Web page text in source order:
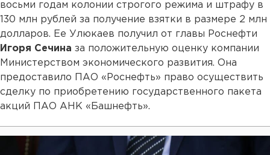
восьми годам колонии строгого режима и штрафу в
130 млн рублей за получение взятки в размере 2 млн
долларов. Ее Улюкаев получил от главы Роснефти
Игоря Сечина за положительную оценку компании
Министерством экономического развития. Она
предоставило ПАО «Роснефть» право осуществить
сделку по приобретению государственного пакета
акций ПАО АНК «Башнефть».